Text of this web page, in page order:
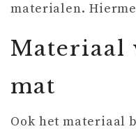
materialen.
Materiaal
mat
Ook het materiaal